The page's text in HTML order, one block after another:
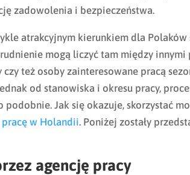
zadowolenia i bezpieczeństwa.
atrakcyjnym kierunkiem dla Polaków
mogą liczyć tam między innymi
też osoby zainteresowane pracą
od stanowiska i okresu pracy,
Jak się okazuje, skorzystać
pracę w Holandii. Poniżej zostały
agencję pracy